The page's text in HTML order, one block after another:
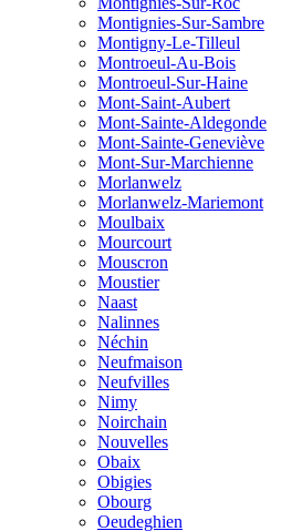
Montignies-Sur-Sambre
Montigny-Le-Tilleul
Montroeul-Au-Bois
Montroeul-Sur-Haine
Mont-Saint-Aubert
Mont-Sainte-Aldegonde
Mont-Sainte-Geneviève
Mont-Sur-Marchienne
Morlanwelz
Morlanwelz-Mariemont
Moulbaix
Mourcourt
Mouscron
Moustier
Naast
Nalinnes
Néchin
Neufmaison
Neufvilles
Nimy
Noirchain
Nouvelles
Obaix
Obigies
Obourg
Oeudeghien